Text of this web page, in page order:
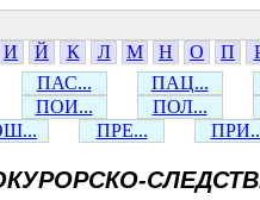
И Й К Л М Н О П
ПАС...
ПАЦ...
ПОИ...
ПОЛ...
ПРЕ...